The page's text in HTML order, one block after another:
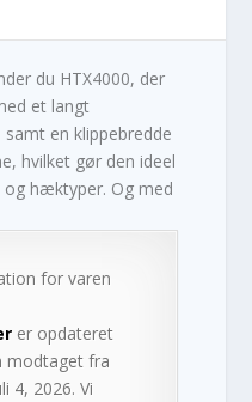
du HTX4000, der
et langt
en klippebredde
hvilket gør den ideel
hæktyper. Og med
for varen
er opdateret
modtaget fra
4, 2026. Vi